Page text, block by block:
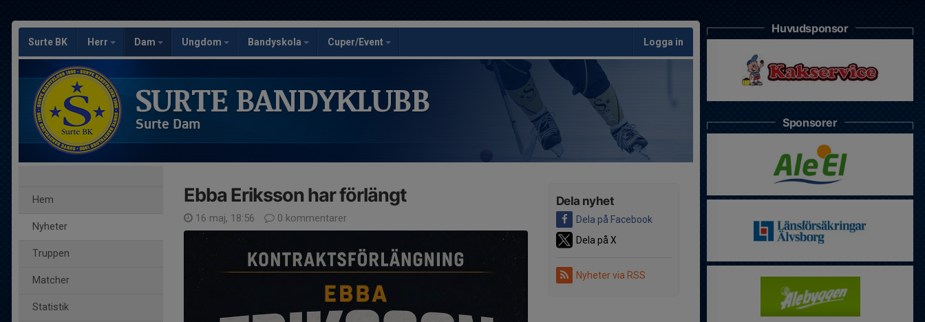
Surte BK Herr Dam Ungdom Bandyskola Cuper/Event Logga in
SURTE BANDYKLUBB
Surte Dam
Hem
Nyheter
Truppen
Matcher
Statistik
Dela nyhet
Dela på Facebook
Dela på X
Nyheter via RSS
Ebba Eriksson har förlängt
16 maj, 18:56 0 kommentarer
Huvudsponsor
Sponsorer